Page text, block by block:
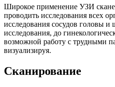
Широкое применение УЗИ
проводить исследования всех
исследования сосудов головы
исследования, до
возможной работу с трудными
визуализируя.
Сканирование